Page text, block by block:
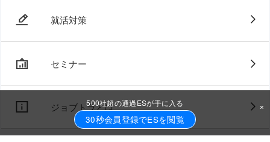
就活対策
セミナー
ジョブトラとは500社超の通過ESが手に入る
30秒会員登録でESを閲覧
×